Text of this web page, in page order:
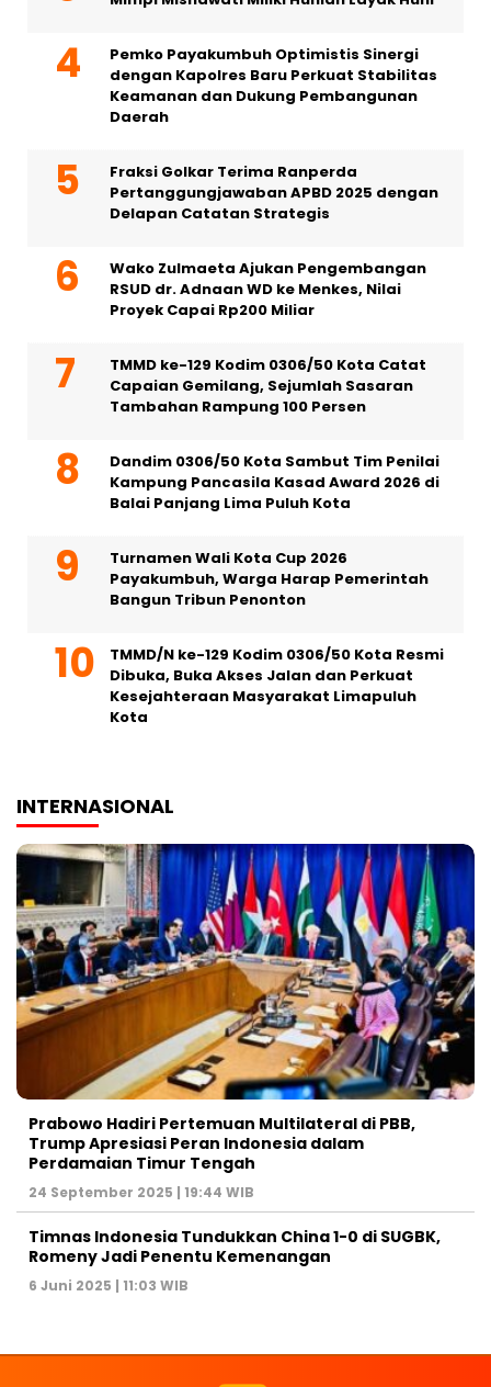
Pemko Payakumbuh Optimistis Sinergi
dengan Kapolres Baru Perkuat Stabilitas
Keamanan dan Dukung Pembangunan
Daerah
Fraksi Golkar Terima Ranperda
Pertanggungjawaban APBD 2025 dengan
Delapan Catatan Strategis
Wako Zulmaeta Ajukan Pengembangan
RSUD dr. Adnaan WD ke Menkes, Nilai
Proyek Capai Rp200 Miliar
TMMD ke-129 Kodim 0306/50 Kota Catat
Capaian Gemilang, Sejumlah Sasaran
Tambahan Rampung 100 Persen
Dandim 0306/50 Kota Sambut Tim Penilai
Kampung Pancasila Kasad Award 2026 di
Balai Panjang Lima Puluh Kota
Turnamen Wali Kota Cup 2026
Payakumbuh, Warga Harap Pemerintah
Bangun Tribun Penonton
TMMD/N ke-129 Kodim 0306/50 Kota Resmi
Dibuka, Buka Akses Jalan dan Perkuat
Kesejahteraan Masyarakat Limapuluh
Kota
INTERNASIONAL
Prabowo Hadiri Pertemuan Multilateral di PBB,
Trump Apresiasi Peran Indonesia dalam
Perdamaian Timur Tengah
24 September 2025 | 19:44 WIB
Timnas Indonesia Tundukkan China 1-0 di SUGBK,
Romeny Jadi Penentu Kemenangan
6 Juni 2025 | 11:03 WIB